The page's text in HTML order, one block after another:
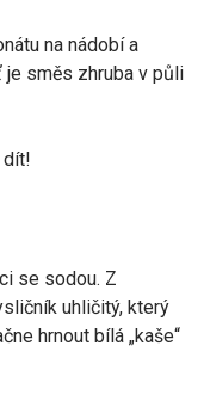
na nádobí a
směs zhruba v půli
dít!
se sodou. Z
uhličitý, který
hrnout bílá „kaše“